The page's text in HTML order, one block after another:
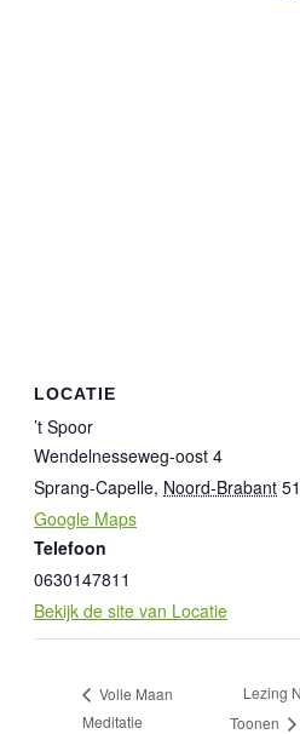
LOCATIE
’t Spoor
Wendelnesseweg-oost 4
Sprang-Capelle, Noord-Brabant
Google Maps
Telefoon
0630147811
Bekijk de site van Locatie
Volle Maan
Meditatie
Lezing
Toonen